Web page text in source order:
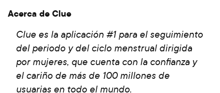
Acerca de Clue
Clue es la aplicación #1 para el seguimiento
del periodo y del ciclo menstrual dirigida
por mujeres, que cuenta con la confianza y
el cariño de más de 100 millones de
usuarias en todo el mundo.